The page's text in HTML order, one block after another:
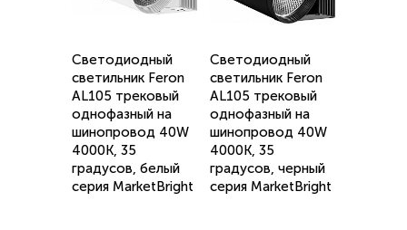
Светодиодный
светильник Feron
AL105 трековый
однофазный на
шинопровод 40W
4000K, 35
градусов, белый
серия MarketBright
Светодиодный
светильник Feron
AL105 трековый
однофазный на
шинопровод 40W
4000K, 35
градусов, черный
серия MarketBright